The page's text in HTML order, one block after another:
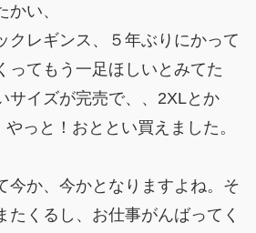
い、
クレギンス、５年ぶりにかって
ってもう一足ほしいとみてた
サイズが完売で、、2XLとか
っと！おととい買えました。
今か、今かとなりますよね。そ
たくるし、お仕事がんばってく